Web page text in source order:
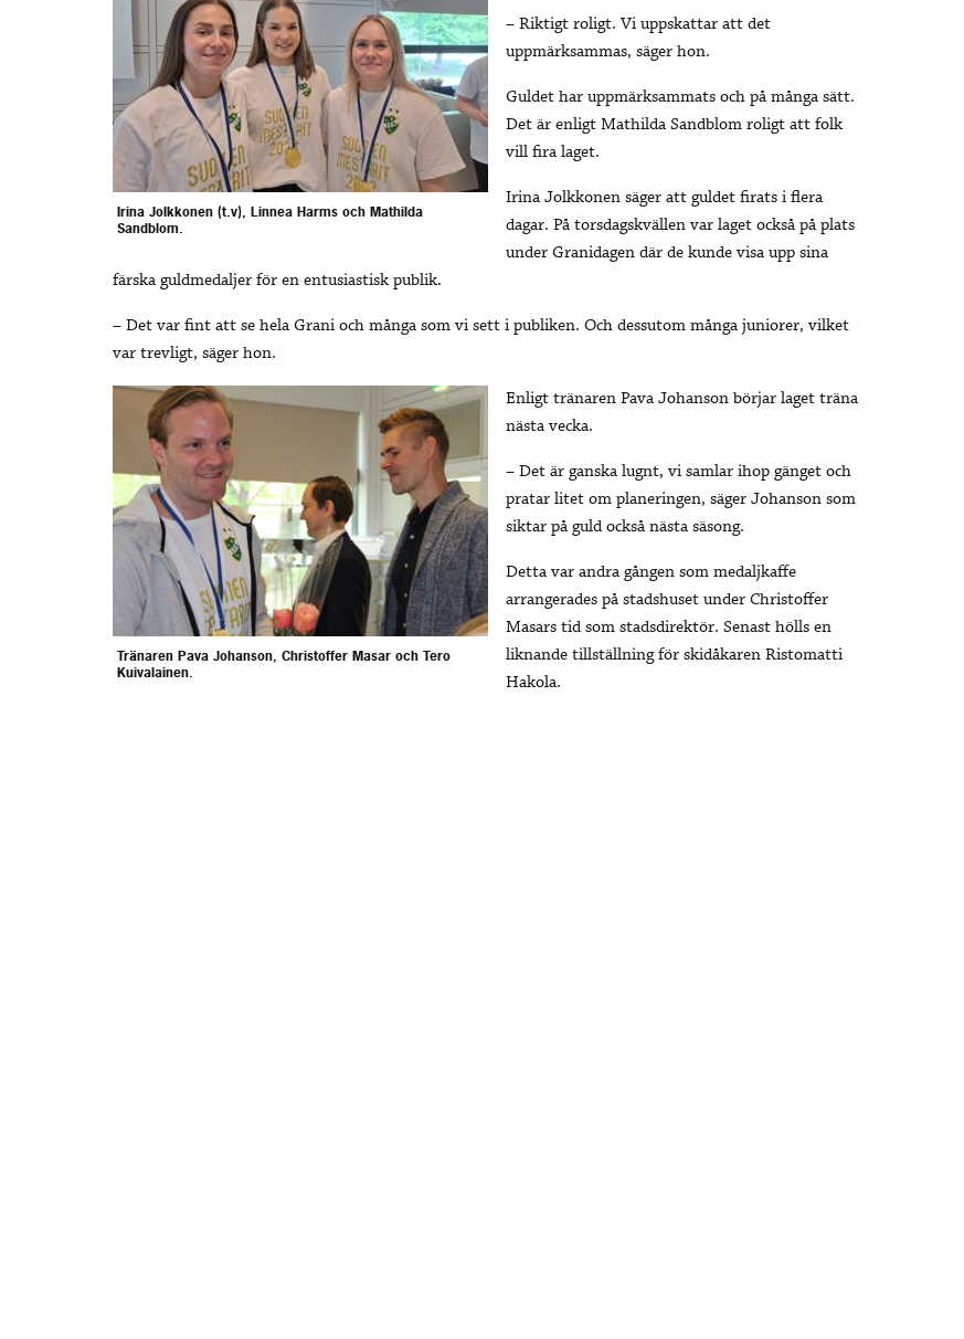
Irina Jolkkonen (t.v), Linnea Harms och Mathilda
Sandblom.
– Riktigt roligt. Vi uppskattar att det
uppmärksammas, säger hon.
Guldet har uppmärksammats och på många sätt.
Det är enligt Mathilda Sandblom roligt att folk
vill fira laget.
Irina Jolkkonen säger att guldet firats i flera
dagar. På torsdagskvällen var laget också på plats
under Granidagen där de kunde visa upp sina
färska guldmedaljer för en entusiastisk publik.
– Det var fint att se hela Grani och många som vi sett i publiken. Och dessutom många juniorer, vilket
var trevligt, säger hon.
Tränaren Pava Johanson, Christoffer Masar och Tero
Kuivalainen.
Enligt tränaren Pava Johanson börjar laget träna
nästa vecka.
– Det är ganska lugnt, vi samlar ihop gänget och
pratar litet om planeringen, säger Johanson som
siktar på guld också nästa säsong.
Detta var andra gången som medaljkaffe
arrangerades på stadshuset under Christoffer
Masars tid som stadsdirektör. Senast hölls en
liknande tillställning för skidåkaren Ristomatti
Hakola.